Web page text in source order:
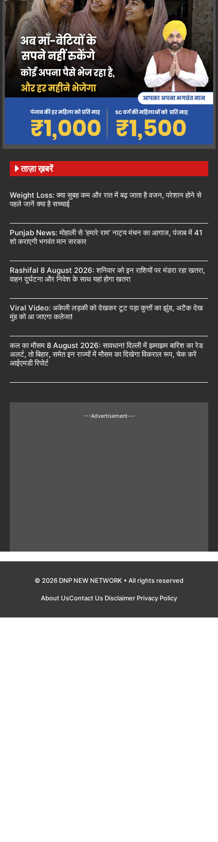
ताज़ा ख़बरें
Weight Loss: क्या सुबह कम और रात में बढ़ जाता है वजन, परेशान होने से
पहले जानें क्या है सच्चाई
Punjab News: मोहाली से ‘हमारे राम’ नाट्य मंचन का आगाज, पंजाब में 41
शो कराएगी भगवंत मान सरकार
Rashifal 8 August 2026: शनिवार को इन राशियों पर मंडरा रहा खतरा,
वाहन दुर्घटना और निवेश के साथ यहां होगा खतरा
Viral Video: अकेली लड़की को देखकर टूट पड़ा कुत्तों का झुंड, अटैक देख
मुंह को आ जाएगा कलेजा!
कल का मौसम 8 August 2026: सावधान! दिल्ली में झमाझम बारिश का रेड
अलर्ट, तो बिहार, समेत इन राज्यों में मौसम का दिखेगा विकराल रूप, चेक करें
आईएमडी रिपोर्ट
---Advertisement---
© 2026 DNP NEW NETWORK • All rights reserved
About UsContact Us Disclaimer Privacy Policy